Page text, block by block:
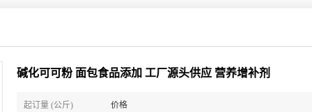
碱化可可粉 面包食品添加 工厂源头供应 营养增补剂
起订量 (公斤) 价格